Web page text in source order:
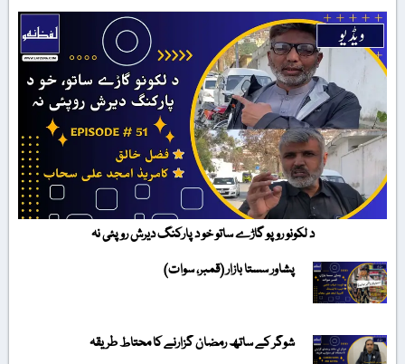
د لکونو روپو گاڑے ساتو خو د پارکنگ دیرش روپئی نہ
پشاور سستا بازار (قمبر، سوات)
شوگر کے ساتھ رمضان گزارنے کا محتاط طریقہ